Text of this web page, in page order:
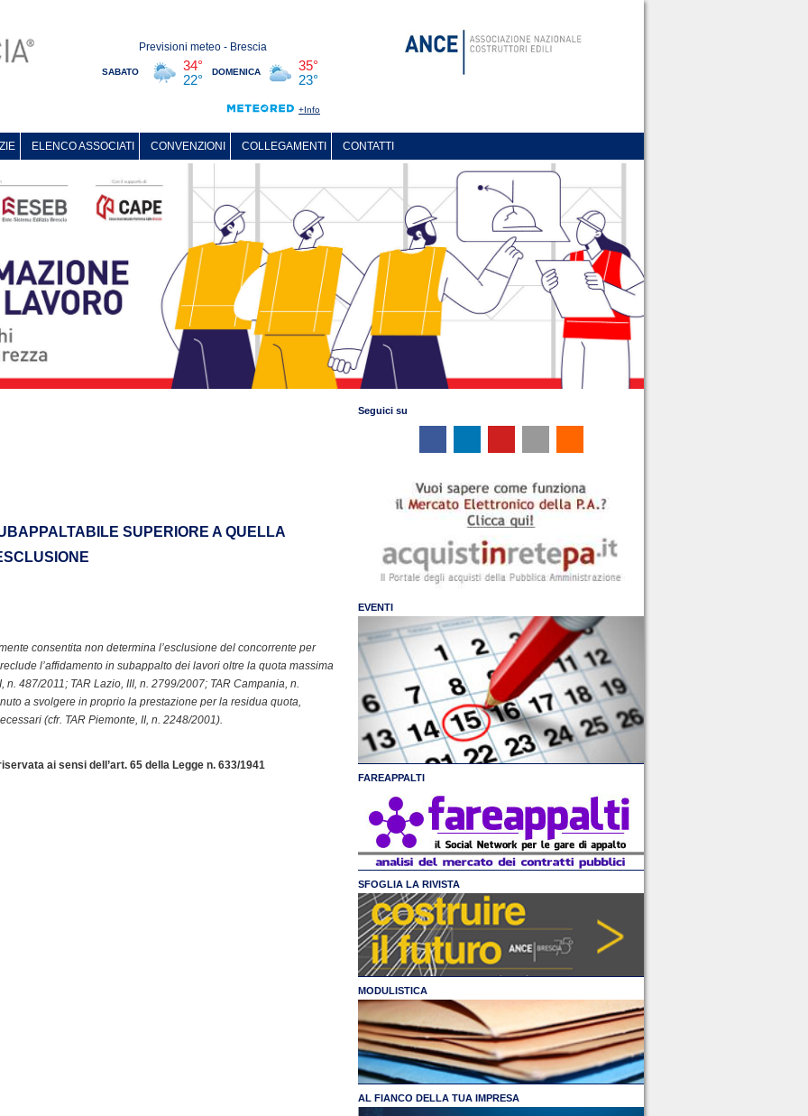
ELENCO ASSOCIATI CONVENZIONI COLLEGAMENTI CONTATTI
SUPERIORE A QUELLA
consentita non determina l’esclusione del concorrente per
l’affidamento in subappalto dei lavori oltre la quota massima
487/2011; TAR Lazio, III, n. 2799/2007; TAR Campania, n.
a svolgere in proprio la prestazione per la residua quota,
(cfr. TAR Piemonte, II, n. 2248/2001).
ai sensi dell’art. 65 della Legge n. 633/1941
Seguici su
EVENTI
FAREAPPALTI
SFOGLIA LA RIVISTA
MODULISTICA
AL FIANCO DELLA TUA IMPRESA